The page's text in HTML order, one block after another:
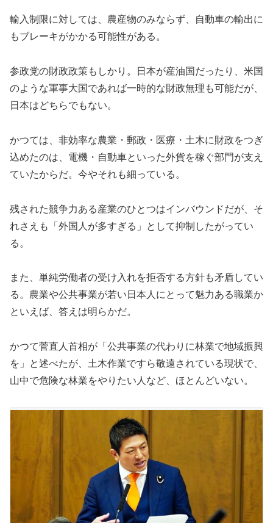
輸入制限に対しては、農産物のみならず、自動車の輸出に
もブレーキがかかる可能性がある。
参政党の財政政策もしかり。日本が産油国だったり、米国
のような軍事大国であれば一時的な財政無理も可能だが、
日本はどちらでもない。
かつては、非効率な農業・郵政・医療・土木に財政をつぎ
込めたのは、電機・自動車といった外貨を稼ぐ部門が支え
ていたからだ。今やそれも細っている。
残された競争力ある産業のひとつはインバウンドだが、そ
れさえも「外国人が多すぎる」として抑制したがってい
る。
また、単純労働者の受け入れを拒否する方針も矛盾してい
る。農業や公共事業が若い日本人にとって魅力ある職業か
といえば、答えは明らかだ。
かつて菅直人首相が「公共事業の代わりに林業で地域振興
を」と述べたが、土木作業ですら敬遠されている現状で、
山中で危険な林業をやりたい人など、ほとんどいない。